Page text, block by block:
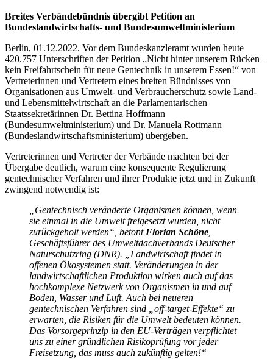
Breites Verbändebündnis übergibt Petition an
Bundeslandwirtschafts- und Bundesumweltministerium
Berlin, 01.12.2022. Vor dem Bundeskanzleramt wurden heute
420.757 Unterschriften der Petition „Nicht hinter unserem Rücken –
kein Freifahrtschein für neue Gentechnik in unserem Essen!“ von
Vertreterinnen und Vertretern eines breiten Bündnisses von
Organisationen aus Umwelt- und Verbraucherschutz sowie Land-
und Lebensmittelwirtschaft an die Parlamentarischen
Staatssekretärinnen Dr. Bettina Hoffmann
(Bundesumweltministerium) und Dr. Manuela Rottmann
(Bundeslandwirtschaftsministerium) übergeben.
Vertreterinnen und Vertreter der Verbände machten bei der
Übergabe deutlich, warum eine konsequente Regulierung
gentechnischer Verfahren und ihrer Produkte jetzt und in Zukunft
zwingend notwendig ist:
„Gentechnisch veränderte Organismen können, wenn
sie einmal in die Umwelt freigesetzt wurden, nicht
zurückgeholt werden“, betont Florian Schöne
Geschäftsführer des Umweltdachverbands Deutscher
Naturschutzring (DNR). „Landwirtschaft findet in
offenen Ökosystemen statt. Veränderungen in der
landwirtschaftlichen Produktion wirken auch auf das
hochkomplexe Netzwerk von Organismen in und auf
Boden, Wasser und Luft. Auch bei neueren
gentechnischen Verfahren sind „off-target-Effekte“ zu
erwarten, die Risiken für die Umwelt bedeuten können.
Das Vorsorgeprinzip in den EU-Verträgen verpflichtet
uns zu einer gründlichen Risikoprüfung vor jeder
Freisetzung, das muss auch zukünftig gelten!“